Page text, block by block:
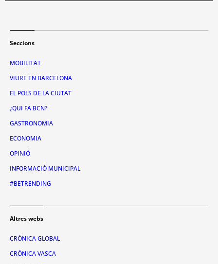
Seccions
MOBILITAT
VIURE EN BARCELONA
EL POLS DE LA CIUTAT
¿QUI FA BCN?
GASTRONOMIA
ECONOMIA
OPINIÓ
INFORMACIÓ MUNICIPAL
#BETRENDING
Altres webs
CRÓNICA GLOBAL
CRÓNICA VASCA